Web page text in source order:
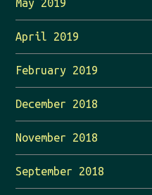
May 2019
April 2019
February 2019
December 2018
November 2018
September 2018